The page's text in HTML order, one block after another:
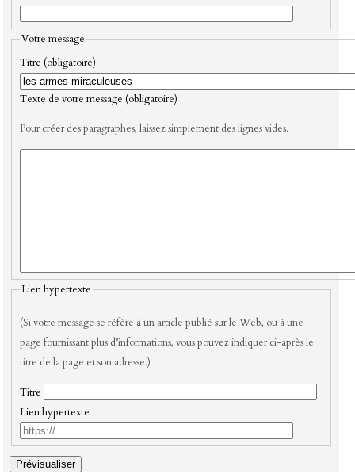
Votre message
Titre (obligatoire)
Texte de votre message (obligatoire)
Pour créer des paragraphes, laissez simplement des lignes vides.
Lien hypertexte
(Si votre message se réfère à un article publié sur le Web, ou à une
page fournissant plus d’informations, vous pouvez indiquer ci-après le
titre de la page et son adresse.)
Titre
Lien hypertexte